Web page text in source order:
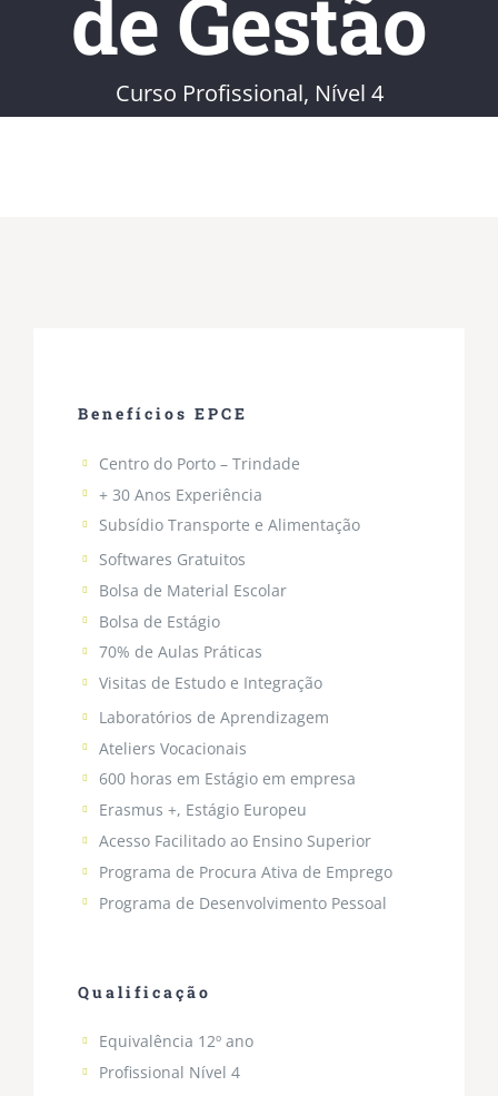
de Gestão
Curso Profissional, Nível 4
Benefícios EPCE
Centro do Porto – Trindade
+ 30 Anos Experiência
Subsídio Transporte e Alimentação
Softwares Gratuitos
Bolsa de Material Escolar
Bolsa de Estágio
70% de Aulas Práticas
Visitas de Estudo e Integração
Laboratórios de Aprendizagem
Ateliers Vocacionais
600 horas em Estágio em empresa
Erasmus +, Estágio Europeu
Acesso Facilitado ao Ensino Superior
Programa de Procura Ativa de Emprego
Programa de Desenvolvimento Pessoal
Qualificação
Equivalência 12º ano
Profissional Nível 4